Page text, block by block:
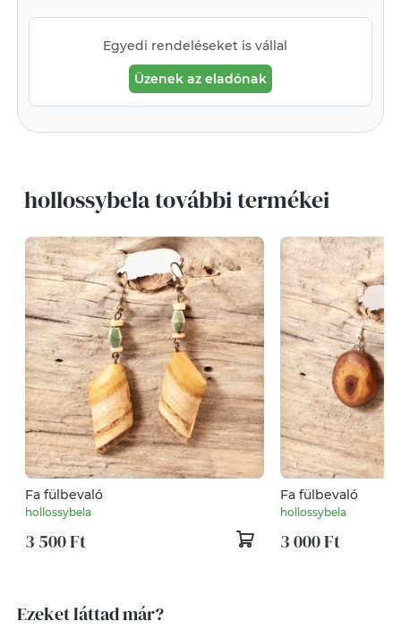
Egyedi rendeléseket is vállal
Üzenek az eladónak
hollossybela további termékei
Fa fülbevaló
hollossybela
3 500 Ft
Fa fülbevaló
hollossybela
3 000 Ft
Ezeket láttad már?